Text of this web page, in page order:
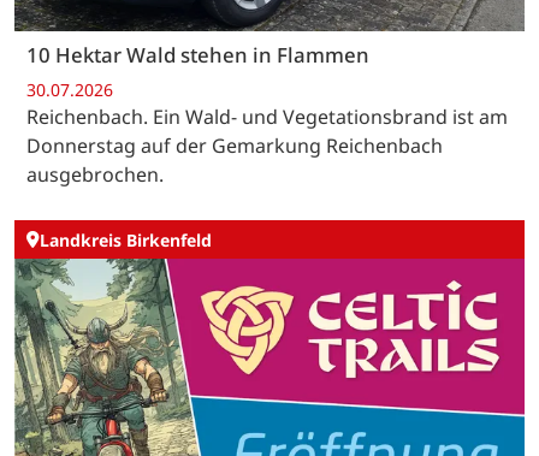
10 Hektar Wald stehen in Flammen
30.07.2026
Reichenbach. Ein Wald- und Vegetationsbrand ist am
Donnerstag auf der Gemarkung Reichenbach
ausgebrochen.
Landkreis Birkenfeld